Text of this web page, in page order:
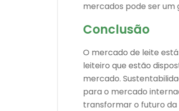
mercados pode ser um
Conclusão
O mercado de leite
leiteiro que estão
mercado.
para o mercado
transformar o futuro da